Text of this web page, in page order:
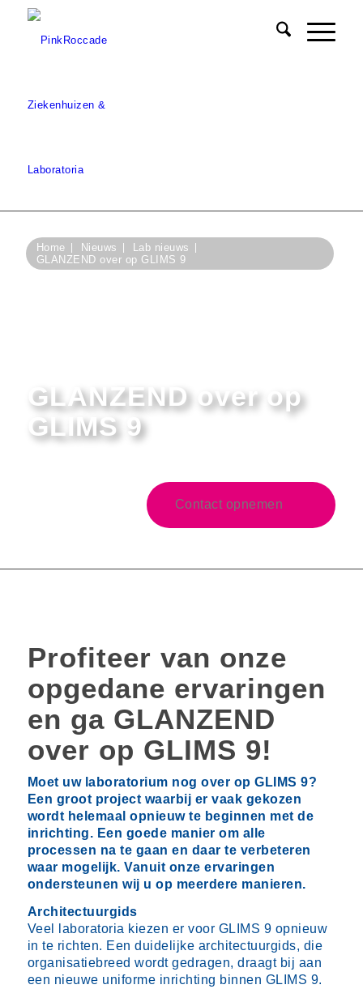
Home Nieuws
Lab nieuws
GLANZEND over op GLIMS 9
GLANZEND over op
GLIMS 9
Contact opnemen
Profiteer van onze
opgedane ervaringen
en ga GLANZEND
over op GLIMS 9!
Moet uw laboratorium nog over op GLIMS 9?
Een groot project waarbij er vaak gekozen
wordt helemaal opnieuw te beginnen met de
inrichting. Een goede manier om alle
processen na te gaan en daar te verbeteren
waar mogelijk. Vanuit onze ervaringen
ondersteunen wij u op meerdere manieren.
Architectuurgids
Veel laboratoria kiezen er voor GLIMS 9 opnieuw
in te richten. Een duidelijke architectuurgids, die
organisatiebreed wordt gedragen, draagt bij aan
een nieuwe uniforme inrichting binnen GLIMS 9.